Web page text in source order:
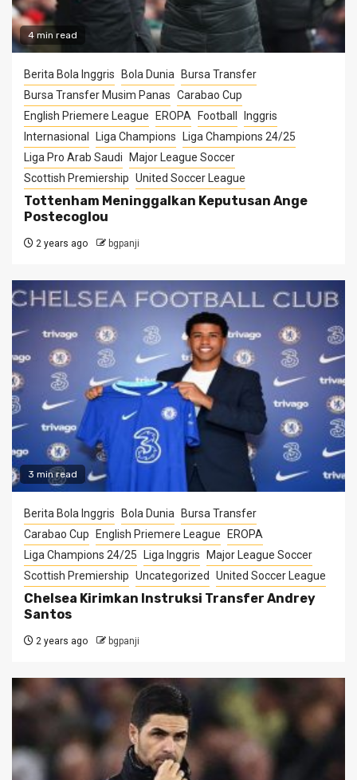
4 min read
Berita Bola Inggris Bola Dunia
Bursa Transfer
Bursa Transfer Musim Panas Carabao Cup
English Priemere League
EROPA Football
Inggris
Internasional
Liga Champions
Liga Champions 24/25
Liga Pro Arab Saudi
Major League Soccer
Scottish Premiership United Soccer League
Tottenham Meninggalkan Keputusan Ange
Postecoglou
2 years ago bgpanji
3 min read
Berita Bola Inggris Bola Dunia
Bursa Transfer
Carabao Cup
English Priemere League
EROPA
Liga Champions 24/25
Liga Inggris
Major League Soccer
Scottish Premiership Uncategorized United Soccer League
Chelsea Kirimkan Instruksi Transfer Andrey
Santos
2 years ago bgpanji